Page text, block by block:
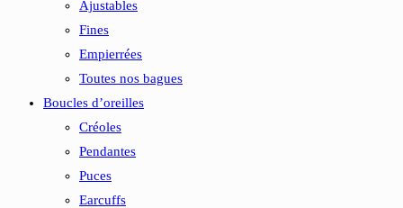
Ajustables
Fines
Empierrées
Toutes nos bagues
Boucles d’oreilles
Créoles
Pendantes
Puces
Earcuffs